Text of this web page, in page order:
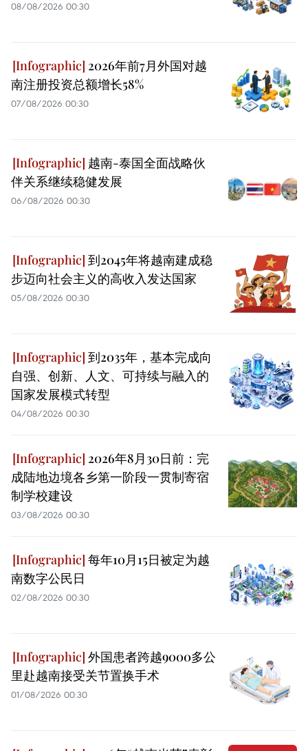
08/08/2026 00:30
2026年前7月外国对越
南注册投资总额增长58%
07/08/2026 00:30
越南-泰国全面战略伙
伴关系继续稳健发展
06/08/2026 00:30
到2045年将越南建成稳
步迈向社会主义的高收入发达国家
05/08/2026 00:30
到2035年，基本完成向
自强、创新、人文、可持续与融入的
国家发展模式转型
04/08/2026 00:30
2026年8月30日前：完
成陆地边境各乡第一阶段一贯制寄宿
制学校建设
03/08/2026 00:30
每年10月15日被定为越
南数字公民日
02/08/2026 00:30
外国患者跨越9000多公
里赴越南接受关节置换手术
01/08/2026 00:30